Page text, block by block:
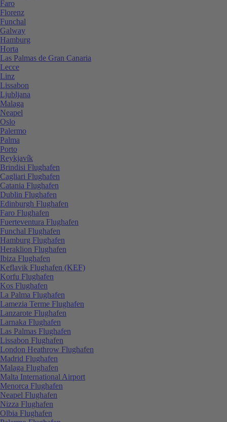
Faro
Florenz
Funchal
Galway
Hamburg
Horta
Las Palmas de Gran Canaria
Lecce
Linz
Lissabon
Ljubljana
Malaga
Neapel
Oslo
Palermo
Palma
Porto
Reykjavík
Brindisi Flughafen
Cagliari Flughafen
Catania Flughafen
Dublin Flughafen
Edinburgh Flughafen
Faro Flughafen
Fuerteventura Flughafen
Funchal Flughafen
Hamburg Flughafen
Heraklion Flughafen
Ibiza Flughafen
Keflavik Flughafen (KEF)
Korfu Flughafen
Kos Flughafen
La Palma Flughafen
Lamezia Terme Flughafen
Lanzarote Flughafen
Larnaka Flughafen
Las Palmas Flughafen
Lissabon Flughafen
London Heathrow Flughafen
Madrid Flughafen
Malaga Flughafen
Malta International Airport
Menorca Flughafen
Neapel Flughafen
Nizza Flughafen
Olbia Flughafen